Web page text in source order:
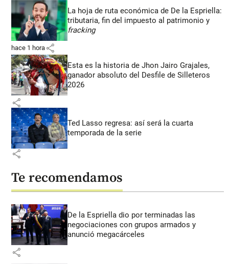
La hoja de ruta económica de De la Espriella:
tributaria, fin del impuesto al patrimonio y
fracking
hace 1 hora share
Esta es la historia de Jhon Jairo Grajales,
ganador absoluto del Desfile de Silleteros
2026
share
Ted Lasso regresa: así será la cuarta
temporada de la serie
share
Te recomendamos
De la Espriella dio por terminadas las
negociaciones con grupos armados y
anunció megacárceles
share